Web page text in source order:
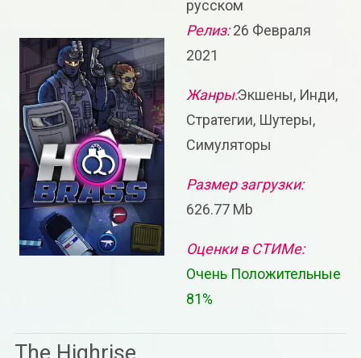
русском
Релиз:26 Февраля
2021
Жанры:Экшены, Инди,
Стратегии, Шутеры,
Симуляторы
Размер загрузки:
626.77 Mb
Оценки в СТИМе:
Очень Положительные
81%